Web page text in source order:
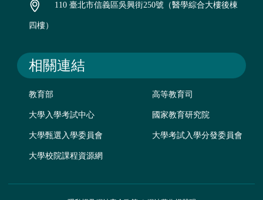
110 臺北市信義區吳興街250號（醫學綜合大樓後棟
四樓）
相關連結
教育部 高等教育司
大學入學考試中心 國家教育研究院
大學甄選入學委員會 大學考試入學分發委員會
大學校院課程資源網